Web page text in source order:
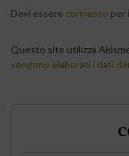
Devi essere connesso per
Questo sito utilizza
vengono elaborati i dati